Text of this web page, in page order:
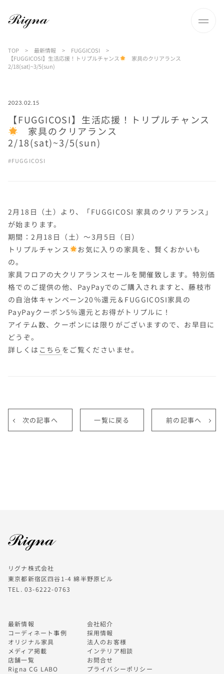
TOP > 最新情報 > FUGGICOSI
>
【FUGGICOSI】生活応援！トリプルチャンス
家具のクリアランス
2/18(sat)~3/5(sun)
2023.02.15
【FUGGICOSI】生活応援！トリプルチャンス
家具のクリアランス
2/18(sat)~3/5(sun)
FUGGICOSI
2月18日（土）より、「FUGGICOSI 家具のクリアランス」
が始まります。
期間：2月18日（土）～3月5日（日）
トリプルチャンス
お気に入りの家具を、賢くおかいも
の。
家具フロアの大クリアランスセールを開催致します。特別価
格でのご提供の他、PayPayでのご購入されますと、藤枝市
の自治体キャンペーン20％還元＆FUGGICOSI家具の
PayPayクーポン5％還元とお得がトリプルに！
アイテム数、クーポンには限りがございますので、お早目に
どうぞ。
詳しくは こちら をご覧くださいませ。
次の記事へ 一覧に戻る 前の記事へ
リグナ株式会社
東京都新宿区四谷1-4 綿半野原ビル
TEL. 03-6222-0763
最新情報
コーディネート事例
オリジナル家具
メディア掲載
店舗一覧
Rigna CG LABO
会社紹介
採用情報
法人のお客様
インテリア相談
お問合せ
プライバシーポリシー